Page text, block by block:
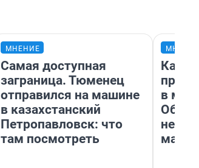
МНЕНИЕ
Самая доступная
заграница. Тюменец
отправился на машине
в казахстанский
Петропавловск: что
там посмотреть
в